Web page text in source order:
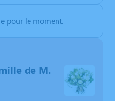
pour le moment.
de M.